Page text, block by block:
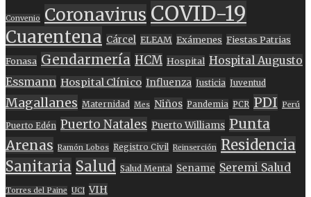
Convenio Coronavirus COVID-19
Cuarentena Cárcel ELEAM Exámenes Fiestas Patrias
Fonasa Gendarmería HCM Hospital Hospital Augusto
Essmann Hospital Clínico Influenza Justicia Juventud
Magallanes Maternidad Mes Niños Pandemia PCR PDI Perú
Puerto Edén Puerto Natales Puerto Williams Punta
Arenas Ramón Lobos Registro Civil Reinserción Residencia
Sanitaria Salud Salud Mental Sename Seremi Salud
Torres del Paine UCI VIH